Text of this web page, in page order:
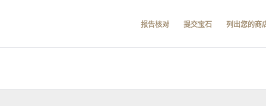
报告核对 提交宝石 列出您的商